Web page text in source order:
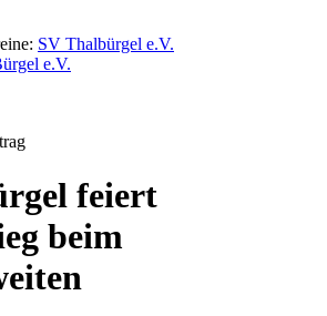
SV Thalbürgel e.V.
e.V.
feiert
beim